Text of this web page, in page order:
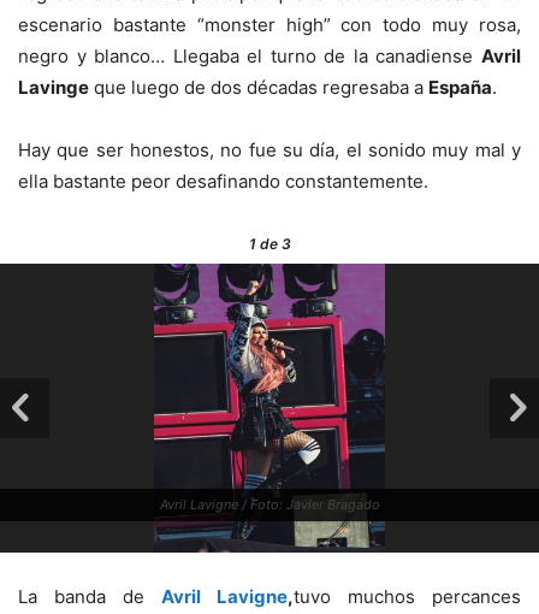
escenario bastante “monster high” con todo muy rosa,
negro y blanco… Llegaba el turno de la canadiense Avril
Lavinge que luego de dos décadas regresaba a España.
Hay que ser honestos, no fue su día, el sonido muy mal y
ella bastante peor desafinando constantemente.
1de 3
Avril Lavigne / Foto: Javier Bragado
La banda de Avril Lavigne,tuvo muchos percances